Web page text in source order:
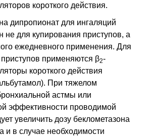
короткого действия.
дипропионат для ингаляций
не для купирования приступов, а
ежедневного применения. Для
применяются β2-
короткого действия
При тяжелом
астмы или
эффективности проводимой
увеличить дозу беклометазона
и в случае необходимости